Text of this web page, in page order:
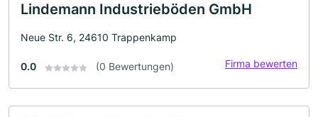
Lindemann Industrieböden GmbH
Neue Str. 6, 24610 Trappenkamp
0.0 (0 Bewertungen) Firma bewerten